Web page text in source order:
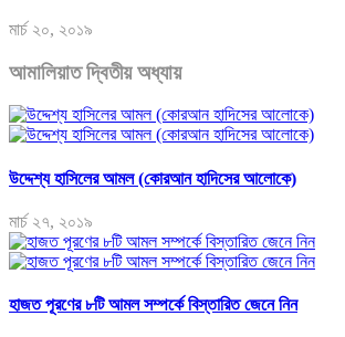
মার্চ ২০, ২০১৯
আমালিয়াত দ্বিতীয় অধ্যায়
উদ্দেশ্য হাসিলের আমল (কোরআন হাদিসের আলোকে)
মার্চ ২৭, ২০১৯
হাজত পূরণের ৮টি আমল সম্পর্কে বিস্তারিত জেনে নিন